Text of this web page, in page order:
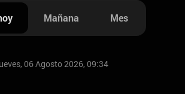
Mañana Mes
06 Agosto 2026, 09:34